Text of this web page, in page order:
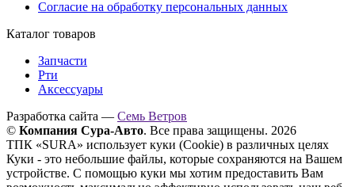
Согласие на обработку персональных данных
Каталог товаров
Запчасти
Рти
Аксессуары
Разработка сайта — Семь Ветров
© Компания Сура-Авто. Все права защищены. 2026
ТПК «SURA» использует куки (Cookie) в различных целях
Куки - это небольшие файлы, которые сохраняются на Вашем
устройстве. С помощью куки мы хотим предоставить Вам